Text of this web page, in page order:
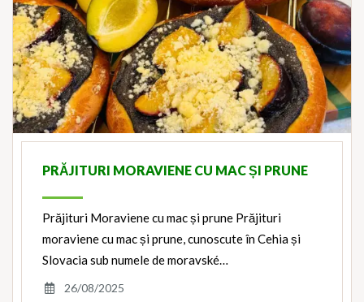
PRĂJITURI MORAVIENE CU MAC ȘI PRUNE
Prăjituri Moraviene cu mac și prune Prăjituri
moraviene cu mac și prune, cunoscute în Cehia și
Slovacia sub numele de moravské…
26/08/2025